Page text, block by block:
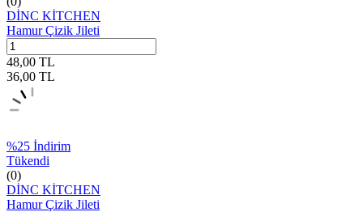
DİNC KİTCHEN
Hamur Çizik Jileti
48,00 TL
36,00 TL
%25 İndirim
Tükendi
(0)
DİNC KİTCHEN
Hamur Çizik Jileti